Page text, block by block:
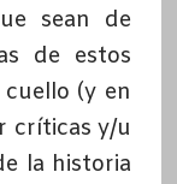
sean de
de estos
(y en
críticas y/u
la historia